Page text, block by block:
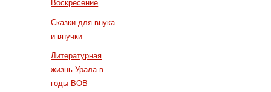
Воскресение
Сказки для внука
и внучки
Литературная
жизнь Урала в
годы ВОВ